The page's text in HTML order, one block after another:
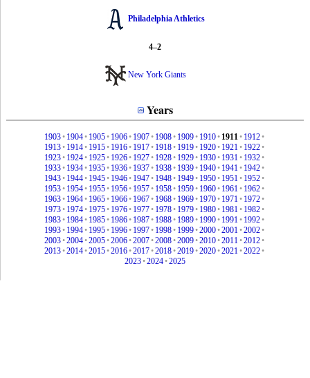
Philadelphia Athletics
4–2
New York Giants
Years
1903• 1904• 1905• 1906• 1907• 1908• 1909• 1910• 1911• 1912•
1913• 1914• 1915• 1916• 1917• 1918• 1919• 1920• 1921• 1922•
1923• 1924• 1925• 1926• 1927• 1928• 1929• 1930• 1931• 1932•
1933• 1934• 1935• 1936• 1937• 1938• 1939• 1940• 1941• 1942•
1943• 1944• 1945• 1946• 1947• 1948• 1949• 1950• 1951• 1952•
1953• 1954• 1955• 1956• 1957• 1958• 1959• 1960• 1961• 1962•
1963• 1964• 1965• 1966• 1967• 1968• 1969• 1970• 1971• 1972•
1973• 1974• 1975• 1976• 1977• 1978• 1979• 1980• 1981• 1982•
1983• 1984• 1985• 1986• 1987• 1988• 1989• 1990• 1991• 1992•
1993• 1994• 1995• 1996• 1997• 1998• 1999•2000•2001•2002•
2003•2004•2005•2006•2007•2008•2009•2010•2011•2012•
2013•2014•2015•2016•2017•2018•2019•2020•2021•2022•
2023•2024•2025